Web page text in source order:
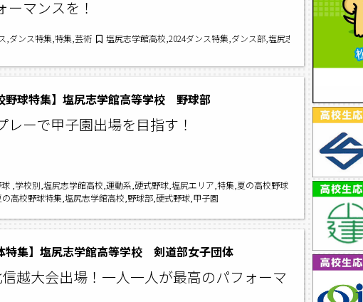
マンスを！
,ダンス特集,特集,芸術 塩尻志学館高校,2024ダンス特集,ダンス部,塩尻志学館高校ダンス部
野球特集】塩尻志学館高等学校 野球部
レーで甲子園出場を目指す！
球 ,学校別,塩尻志学館高校,運動系,硬式野球,塩尻エリア,特集,夏の高校野球
の高校野球特集,塩尻志学館高校,野球部,硬式野球,甲子園
特集】塩尻志学館高等学校 剣道部女子団体
越大会出場！一人一人が最高のパフォーマ